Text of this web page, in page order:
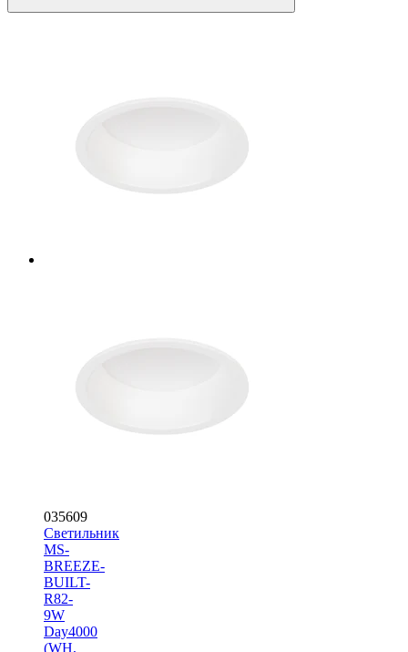
035609
Светильник
MS-
BREEZE-
BUILT-
R82-
9W
Day4000
(WH,